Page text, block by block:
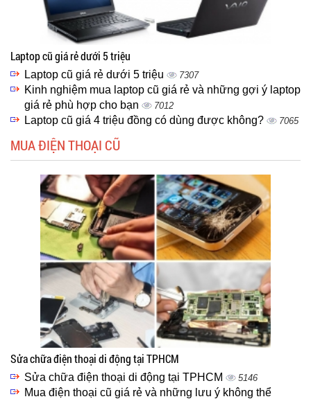
Laptop cũ giá rẻ dưới 5 triệu
Laptop cũ giá rẻ dưới 5 triệu 7307
Kinh nghiệm mua laptop cũ giá rẻ và những gợi ý laptop
giá rẻ phù hợp cho bạn
7012
Laptop cũ giá 4 triệu đồng có dùng được không? 7065
MUA ĐIỆN THOẠI CŨ
Sửa chữa điện thoại di động tại TPHCM
Sửa chữa điện thoại di động tại TPHCM 5146
Mua điện thoại cũ giá rẻ và những lưu ý không thể